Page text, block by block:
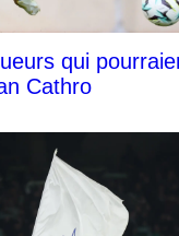
qui
Cathro